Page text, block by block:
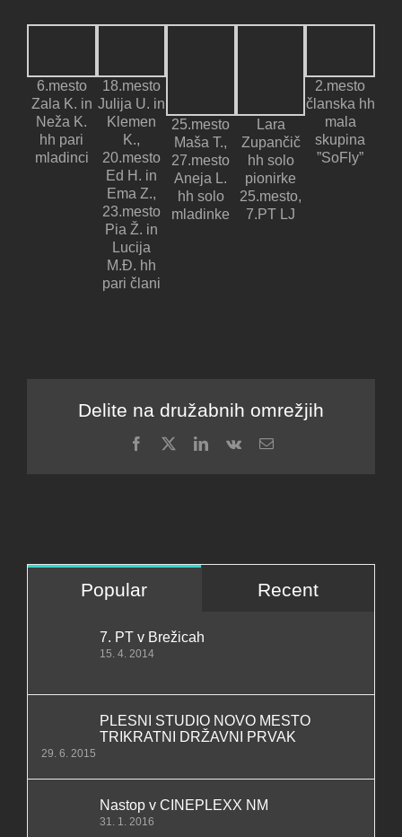
6.mesto
Zala K. in
Neža K.
hh pari
mladinci
18.mesto
Julija U. in
Klemen
K.,
20.mesto
Ed H. in
Ema Z.,
23.mesto
Pia Ž. in
Lucija
M.Đ. hh
pari člani
25.mesto
Maša T.,
27.mesto
Aneja L.
hh solo
mladinke
Lara
Zupančič
hh solo
pionirke
25.mesto,
7.PT LJ
2.mesto
članska hh
mala
skupina
”SoFly”
Delite na družabnih omrežjih
Facebook
X LinkedIn
Vk Email
Popular Recent
7. PT v Brežicah
15. 4. 2014
PLESNI STUDIO NOVO MESTO
TRIKRATNI DRŽAVNI PRVAK
29. 6. 2015
Nastop v CINEPLEXX NM
31. 1. 2016